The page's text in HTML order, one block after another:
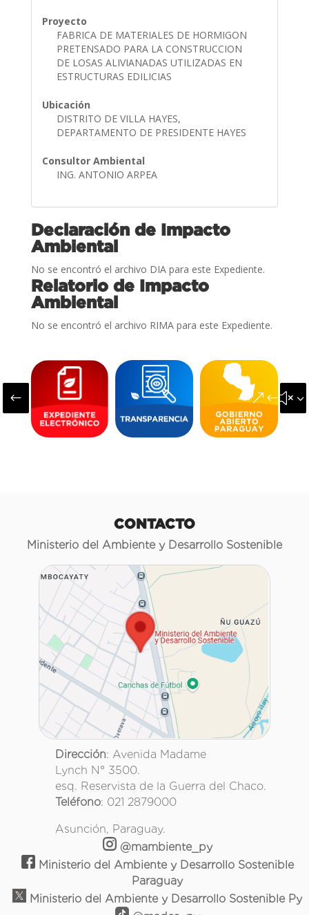
Proyecto
FABRICA DE MATERIALES DE HORMIGON
PRETENSADO PARA LA CONSTRUCCION
DE LOSAS ALIVIANADAS UTILIZADAS EN
ESTRUCTURAS EDILICIAS
Ubicación
DISTRITO DE VILLA HAYES,
DEPARTAMENTO DE PRESIDENTE HAYES
Consultor Ambiental
ING. ANTONIO ARPEA
Declaración de Impacto
Ambiental
No se encontró el archivo DIA para este Expediente.
Relatorio de Impacto
Ambiental
No se encontró el archivo RIMA para este Expediente.
#
CONTACTO
Ministerio del Ambiente y Desarrollo Sostenible
Dirección: Avenida Madame
Lynch N° 3500.
esq. Reservista de la Guerra del Chaco.
Teléfono: 021 2879000
Asunción, Paraguay.
@mambiente_py
Ministerio del Ambiente y Desarrollo Sostenible
Paraguay
Ministerio del Ambiente y Desarrollo Sostenible Py